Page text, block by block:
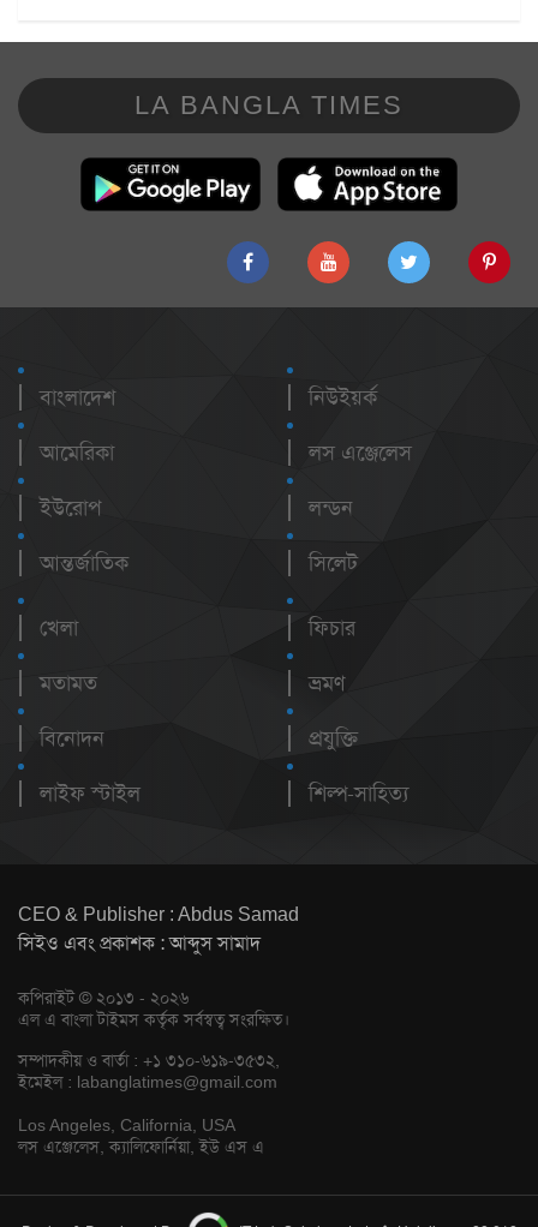
LA BANGLA TIMES
বাংলাদেশ
আমেরিকা
ইউরোপ
আন্তর্জাতিক
নিউইয়র্ক
লস এঞ্জেলেস
লন্ডন
সিলেট
খেলা
মতামত
বিনোদন
লাইফ স্টাইল
ফিচার
ভ্রমণ
প্রযুক্তি
শিল্প-সাহিত্য
CEO & Publisher : Abdus Samad
সিইও এবং প্রকাশক : আব্দুস সামাদ
কপিরাইট © ২০১৩ - ২০২৬
এল এ বাংলা টাইমস কর্তৃক সর্বস্বত্ব সংরক্ষিত।
সম্পাদকীয় ও বার্তা : +১ ৩১০-৬১৯-৩৫৩২,
ইমেইল : labanglatimes@gmail.com
Los Angeles, California, USA
লস এঞ্জেলেস, ক্যালিফোর্নিয়া, ইউ এস এ